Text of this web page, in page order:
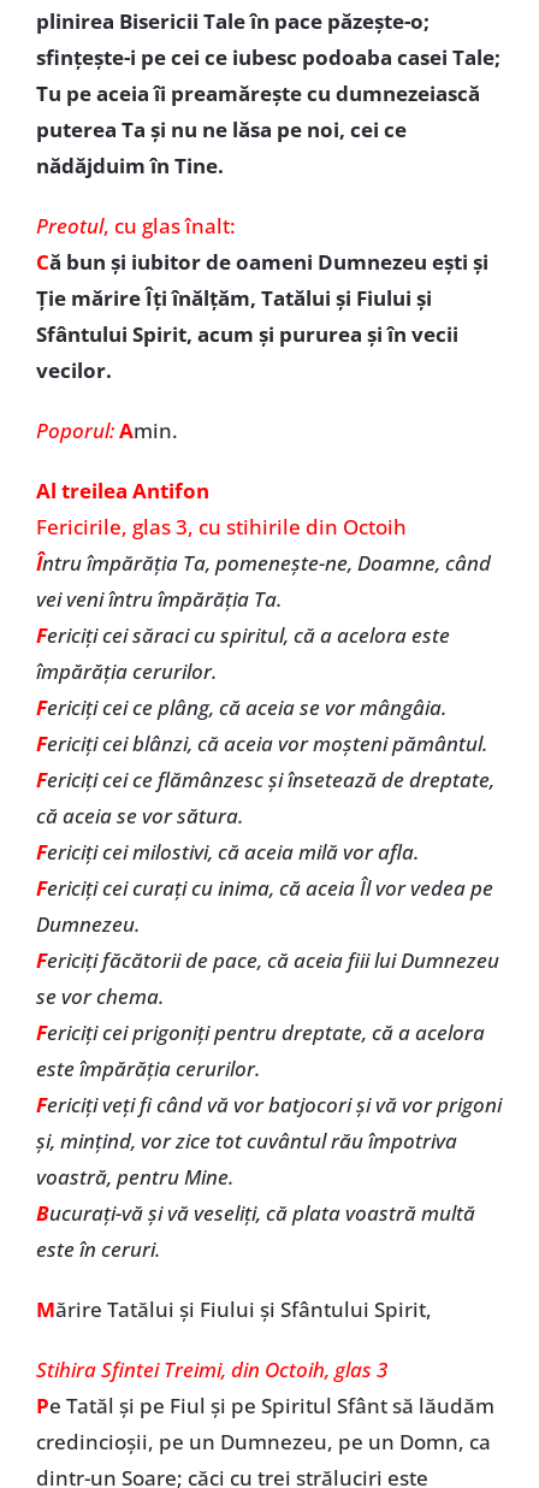
plinirea Bisericii Tale în pace păzește-o;
sfințește-i pe cei ce iubesc podoaba casei Tale;
Tu pe aceia îi preamărește cu dumnezeiască
puterea Ta și nu ne lăsa pe noi, cei ce
nădăjduim în Tine.
Preotul, cu glas înalt:
Că bun și iubitor de oameni Dumnezeu ești și
Ție mărire Îți înălțăm, Tatălui și Fiului și
Sfântului Spirit, acum și pururea și în vecii
vecilor.
Poporul:Amin.
Al treilea Antifon
Fericirile, glas 3, cu stihirile din Octoih
Întru împărăția Ta, pomenește-ne, Doamne, când
vei veni întru împărăția Ta.
Fericiți cei săraci cu spiritul, că a acelora este
împărăția cerurilor.
Fericiți cei ce plâng, că aceia se vor mângâia.
Fericiți cei blânzi, că aceia vor moșteni pământul.
Fericiți cei ce flămânzesc și însetează de dreptate,
că aceia se vor sătura.
Fericiți cei milostivi, că aceia milă vor afla.
Fericiți cei curați cu inima, că aceia Îl vor vedea pe
Dumnezeu.
Fericiți făcătorii de pace, că aceia fiii lui Dumnezeu
se vor chema.
Fericiți cei prigoniți pentru dreptate, că a acelora
este împărăția cerurilor.
Fericiți veți fi când vă vor batjocori și vă vor prigoni
și, mințind, vor zice tot cuvântul rău împotriva
voastră, pentru Mine.
Bucurați-vă și vă veseliți, că plata voastră multă
este în ceruri.
Mărire Tatălui și Fiului și Sfântului Spirit,
Stihira Sfintei Treimi, din Octoih, glas 3
Pe Tatăl și pe Fiul și pe Spiritul Sfânt să lăudăm
credincioșii, pe un Dumnezeu, pe un Domn, ca
dintr-un Soare; căci cu trei străluciri este